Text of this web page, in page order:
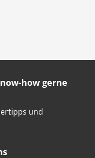
how gerne
und